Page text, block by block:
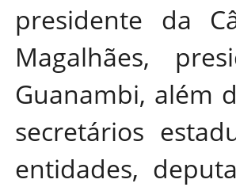
presidente da
Magalhães,
Guanambi, além
secretários
entidades,